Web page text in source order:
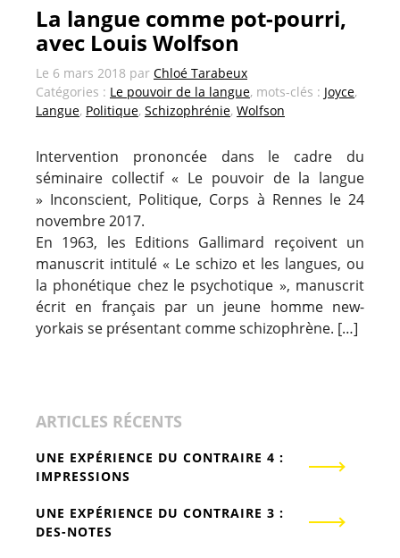
La langue comme pot-pourri,
avec Louis Wolfson
Le 6 mars 2018 par Chloé Tarabeux
Catégories : Le pouvoir de la langue, mots-clés : Joyce,
Langue, Politique, Schizophrénie, Wolfson
Intervention prononcée dans le cadre du
séminaire collectif « Le pouvoir de la langue
» Inconscient, Politique, Corps à Rennes le 24
novembre 2017.
En 1963, les Editions Gallimard reçoivent un
manuscrit intitulé « Le schizo et les langues, ou
la phonétique chez le psychotique », manuscrit
écrit en français par un jeune homme new-
yorkais se présentant comme schizophrène. […]
ARTICLES RÉCENTS
UNE EXPÉRIENCE DU CONTRAIRE 4 :
IMPRESSIONS
UNE EXPÉRIENCE DU CONTRAIRE 3 :
DES-NOTES